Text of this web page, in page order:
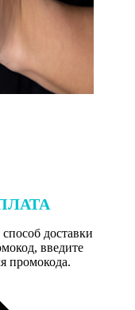
доставки
введите
промокода.